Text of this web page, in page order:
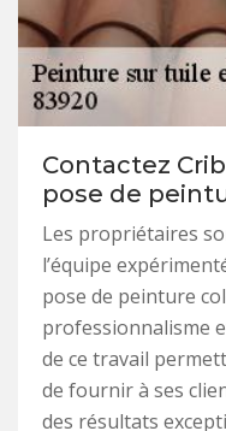
Contactez
pose de
Les propriétaires
l’équipe
pose de peinture
professionnalisme
de ce travail
de fournir à ses
des résultats